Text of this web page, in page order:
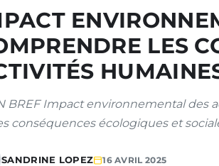
LES
BREF Impact environnemental des
conséquences écologiques et
SANDRINE LOPEZ 16 AVRIL 2025